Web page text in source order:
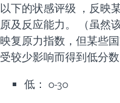
以下的状感评级 ，反映
原及反应能力。 （虽然
映复原力指数，但某些
受较少影响而得到低分数
低： 0-30